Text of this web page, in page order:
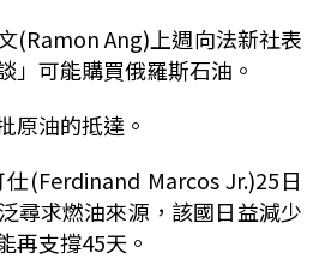
(Ramon Ang)上週向法新社表
」可能購買俄羅斯石油。
原油的抵達。
(Ferdinand Marcos Jr.)25日
尋求燃油來源，該國日益減少
再支撐45天。